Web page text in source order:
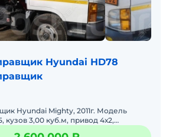
Hyundai HD78
Hyundai Mighty, 2011г. Модель
кузов 3,00 куб.м, привод 4х2,
4-цилиндровый, 4000сс, 160л.с. при